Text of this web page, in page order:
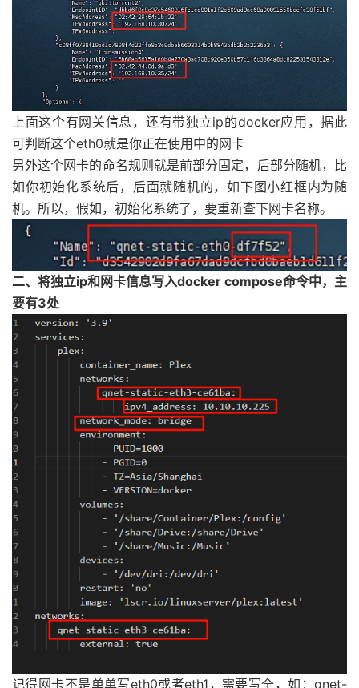
上面这个有网关信息，还有带独立ip的docker应用，据此
可判断这个eth0就是你正在使用中的网卡
另外这个网卡的命名规则就是前部分固定，后部分随机，比
如你初始化系统后，后面就随机的，如下图小红框内为随
机。所以， 假如，初始化系统了，要重新查下网卡名称。
二、将独立ip和网卡信息写入docker compose命令中，主
要有3处
记得网卡不是单单写eth0或者eth1，需要写全，如：qnet-